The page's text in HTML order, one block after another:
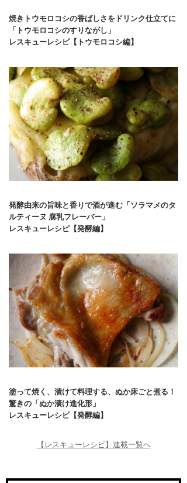
焼きトウモロコシの香ばしさをドリンク仕立てに
「トウモロコシのすりながし」
レスキューレシピ【トウモロコシ編】
発酵由来の旨味と香りで酒が進む「ソラマメのタ
ルティーヌ 腐乳フレーバー」
レスキューレシピ【発酵編】
塗って焼く、漬けて料理する、ぬか床ごと煮る！
驚きの「ぬか漬け進化形」
レスキューレシピ【発酵編】
【レスキューレシピ】連載一覧へ